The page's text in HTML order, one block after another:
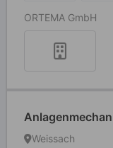
ORTEMA GmbH
Weissach